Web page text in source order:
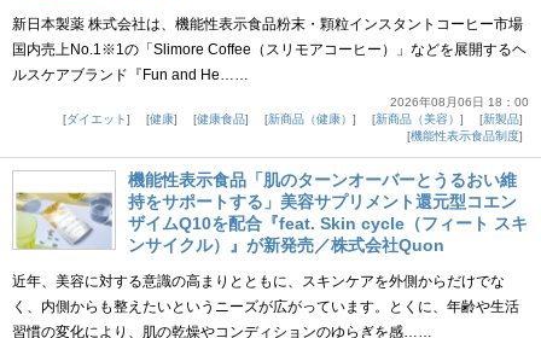
新日本製薬 株式会社は、機能性表示食品粉末・顆粒インスタントコーヒー市場
国内売上No.1※1の「Slimore Coffee（スリモアコーヒー）」などを展開するヘ
ルスケアブランド『Fun and He……
2026年08月06日 18：00
ダイエット
健康 健康食品 新商品（健康） 新商品（美容）
新製品
機能性表示食品制度
機能性表示食品「肌のターンオーバーとうるおい維
持をサポートする」美容サプリメント還元型コエン
ザイムQ10を配合『feat. Skin cycle（フィート スキ
ンサイクル）』が新発売／株式会社Quon
近年、美容に対する意識の高まりとともに、スキンケアを外側からだけでな
く、内側からも整えたいというニーズが広がっています。とくに、年齢や生活
習慣の変化により、肌の乾燥やコンディションのゆらぎを感……